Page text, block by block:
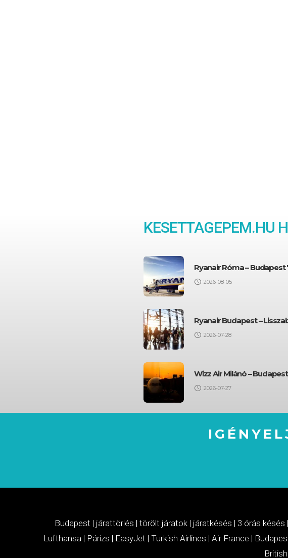
KESETTAGEPEM.HU
Ryanair Róma – Budapest
2026-08-05
Ryanair Budapest –
2026-07-28
Wizz Air Milánó –
2026-07-27
Budapest | járattörlés | törölt járatok | járatkésés | 3 órás késés |
Lufthansa| Párizs | EasyJet | Turkish Airlines | Air France |